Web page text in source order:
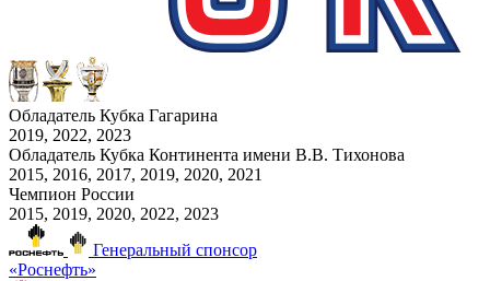
Обладатель Кубка Гагарина
2019, 2022, 2023
Обладатель Кубка Континента имени В.В. Тихонова
2015, 2016, 2017, 2019, 2020, 2021
Чемпион России
2015, 2019, 2020, 2022, 2023
Генеральный спонсор
«Роснефть»